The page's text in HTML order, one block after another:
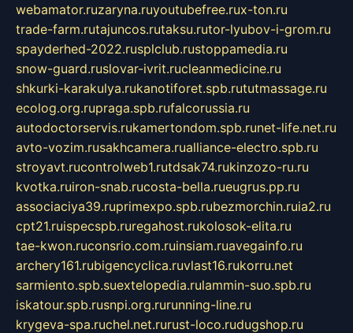
webamator.ruzaryna.ruyoutubefree.rux-ton.ru
trade-farm.rutajuncos.rutaksu.rutor-lyubov-i-grom.ru
spayderhed-2022.rusplclub.rustoppamedia.ru
snow-guard.ruslovar-ivrit.rucleanmedicine.ru
shkurki-karakulya.rukanotiforet.spb.rututmassage.ru
ecolog.org.rupraga.spb.rufalcorussia.ru
autodoctorservis.rukamertondom.spb.runet-life.net.ru
avto-vozim.rusakhcamera.rualliance-electro.spb.ru
stroyavt.rucontrolweb1.rutdsak74.rukinzozo-ru.ru
kvotka.ruiron-snab.rucosta-bella.rueugrus.pp.ru
associaciya39.ruprimexpo.spb.rubezmorchin.ruia2.ru
cpt21.ruispecspb.ruregahost.rukolosok-elita.ru
tae-kwon.ruconsrio.com.ruinsiam.ruavegainfo.ru
archery161.rubigencyclica.ruvlast16.rukorru.net
sarmiento.spb.suextelopedia.rulammin-suo.spb.ru
iskatour.spb.rusnpi.org.rurunning-line.ru
krygeva-spa.ruchel.net.rurust-loco.rudugshop.ru